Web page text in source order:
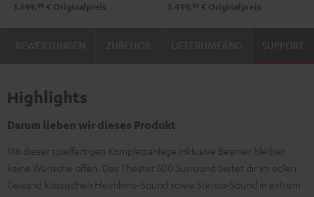
1.699, 99 € Originalpreis
Set"
3.499, 99 € Originalpreis
SUPPORT
Highlights
Darum lieben wir dieses Produkt
Mit dieser spielfertigen Komplettanlage inklusive Beamer bleiben
keine Wünsche offen. Das Theater 500 Surround bietet dir im edlen
Gewand klassischen Heimkino-Sound sowie Stereo-Sound in extrem